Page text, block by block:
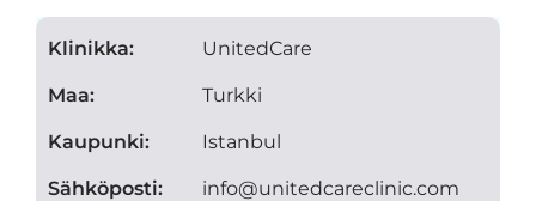
Klinikka:
Maa:
Kaupunki:
Sähköposti:
UnitedCare
Turkki
Istanbul
info@unitedcareclinic.com